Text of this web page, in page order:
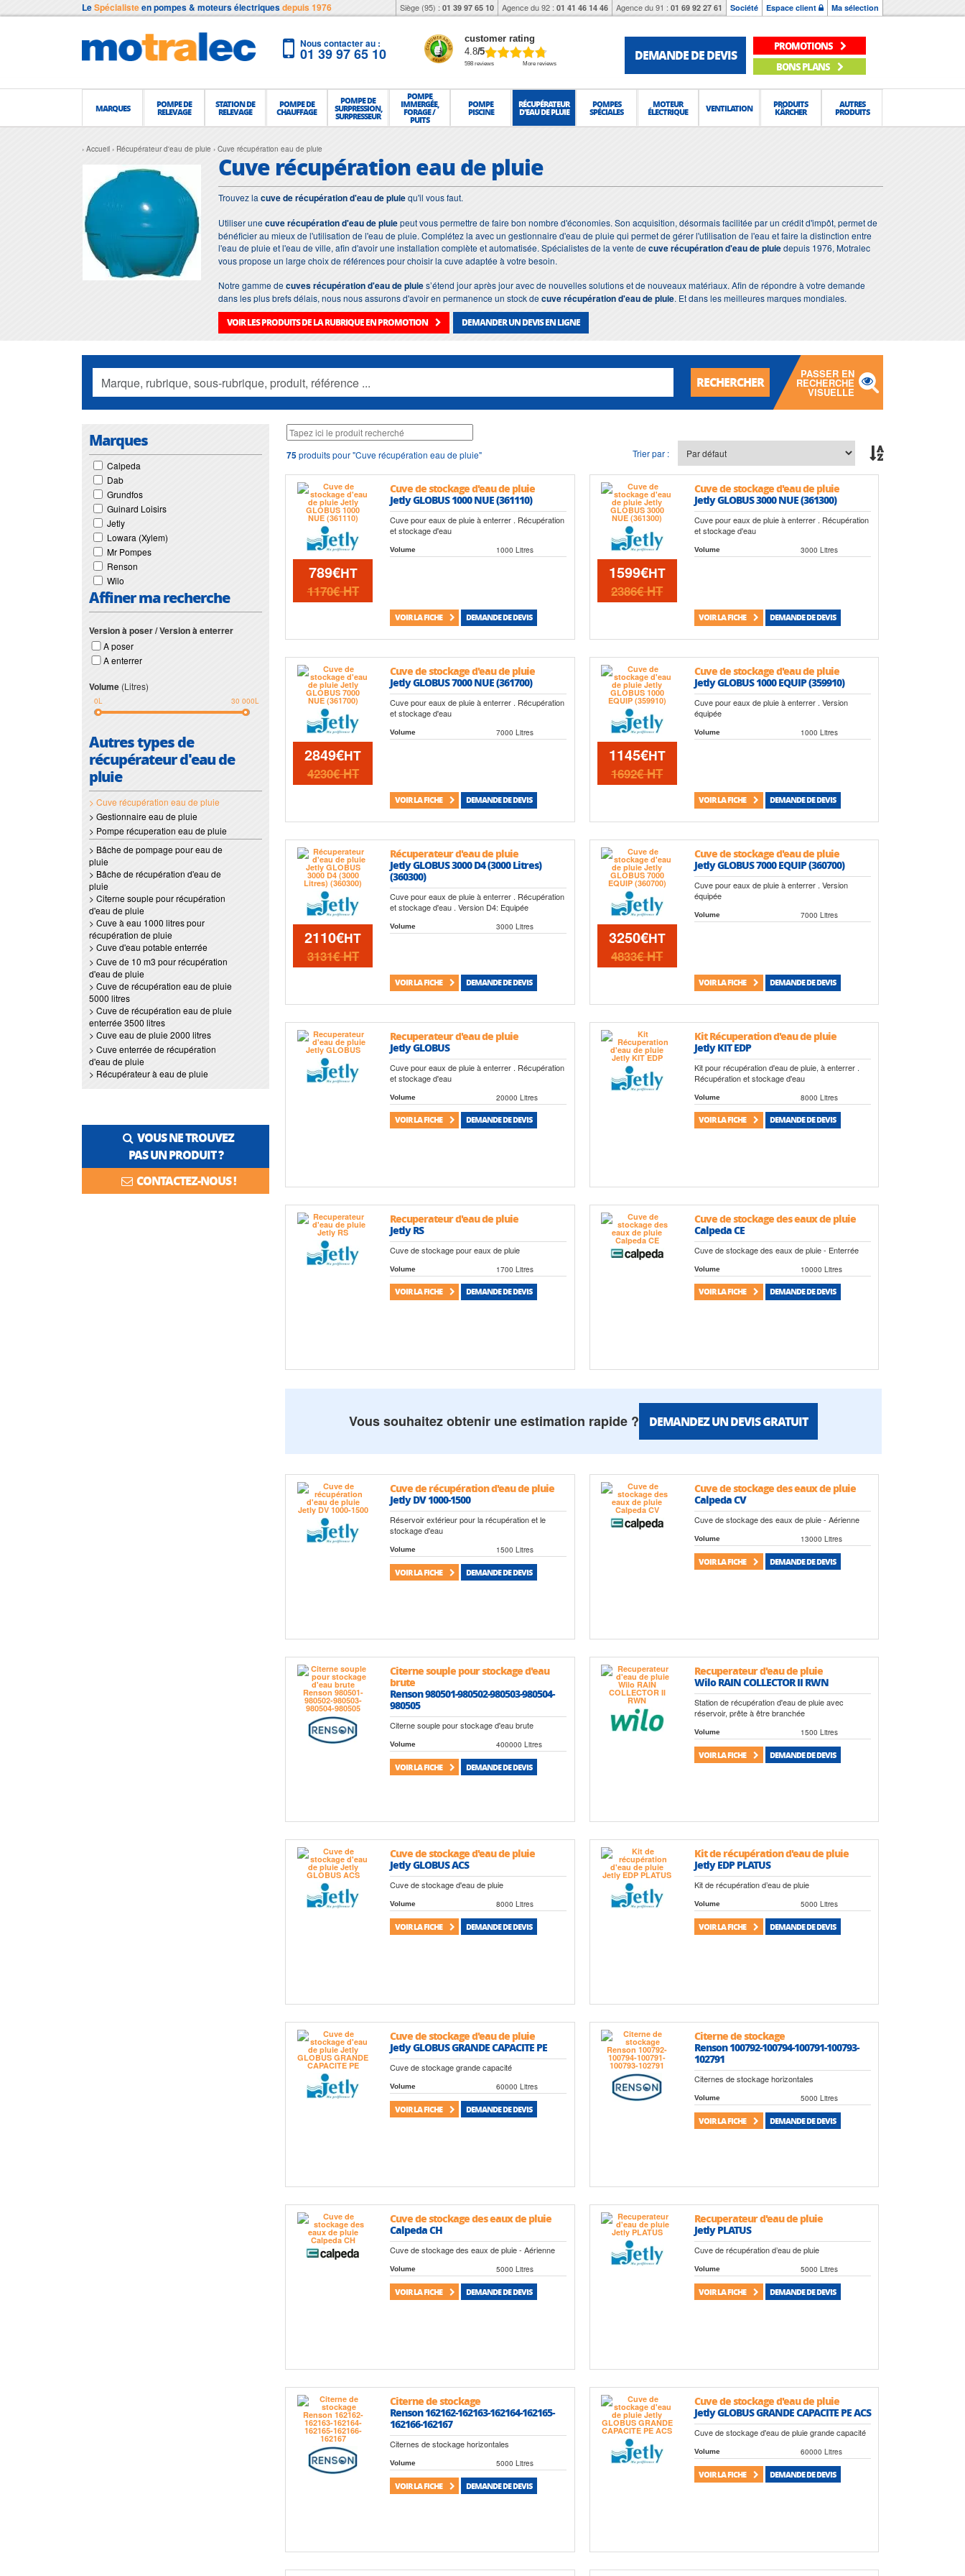
LeSpécialisteen pompes & moteurs électriquesdepuis 1976 Siège (95) : 01 39 97 65 10 Agence du 92 : 01 41 46 14 46 Agence du 91 : 01 69 92 27 61 Société Espace client Ma sélection
Nous contacter au :
01 39 97 65 10
customer rating
4.8/5
598 reviews More reviews
DEMANDE DE DEVIS
PROMOTIONS
BONS PLANS
MARQUES POMPE DE
RELEVAGE
STATION DE
RELEVAGE
POMPE DE
CHAUFFAGE
POMPE DE
SURPRESSION,
SURPRESSEUR
POMPE
IMMERGÉE,
FORAGE /
PUITS
POMPE
PISCINE
RÉCUPÉRATEUR
D'EAU DE PLUIE
POMPES
SPÉCIALES
MOTEUR
ÉLECTRIQUE VENTILATION PRODUITS
KÄRCHER
AUTRES
PRODUITS
Accueil Récupérateur d'eau de pluie Cuve récupération eau de pluie
Cuve récupération eau de pluie
Trouvez la cuve de récupération d'eau de pluiequ'il vous faut.
Utiliser unecuve récupération d'eau de pluiepeut vous permettre de faire bon nombre d'économies. Son acquisition, désormais facilitée par un crédit d'impôt, permet de
bénéficier au mieux de l'utilisation de l'eau de pluie. Complétez la avec un gestionnaire d'eau de pluie qui permet de gérer l'utilisation de l'eau et faire la distinction entre
l'eau de pluie et l'eau de ville, afin d'avoir une installation complète et automatisée. Spécialistes de la vente decuve récupération d'eau de pluiedepuis 1976, Motralec
vous propose un large choix de références pour choisir la cuve adaptée à votre besoin.
Notre gamme decuves récupération d'eau de pluies’étend jour après jour avec de nouvelles solutions et de nouveaux matériaux. Afin de répondre à votre demande
dans les plus brefs délais, nous nous assurons d'avoir en permanence un stock decuve récupération d'eau de pluie. Et dans les meilleures marques mondiales.
VOIR LES PRODUITS DE LA RUBRIQUE EN PROMOTION
DEMANDER UN DEVIS EN LIGNE
RECHERCHER
PASSER EN
RECHERCHE
VISUELLE
Marques
Calpeda
Dab
Grundfos
Guinard Loisirs
Jetly
Lowara (Xylem)
Mr Pompes
Renson
Wilo
Affiner ma recherche
Version à poser / Version à enterrer
A poser
A enterrer
Volume (Litres)
0L 30 000L
Autres types de
récupérateur d'eau de
pluie
> Cuve récupération eau de pluie
> Gestionnaire eau de pluie
> Pompe récuperation eau de pluie
> Bâche de pompage pour eau de
pluie
> Bâche de récupération d'eau de
pluie
> Citerne souple pour récupération
d'eau de pluie
> Cuve à eau 1000 litres pour
récupération de pluie
> Cuve d'eau potable enterrée
> Cuve de 10 m3 pour récupération
d'eau de pluie
> Cuve de récupération eau de pluie
5000 litres
> Cuve de récupération eau de pluie
enterrée 3500 litres
> Cuve eau de pluie 2000 litres
> Cuve enterrée de récupération
d'eau de pluie
> Récupérateur à eau de pluie
VOUS NE TROUVEZ
PAS UN PRODUIT ?
CONTACTEZ-NOUS !
75produits pour "Cuve récupération eau de pluie" Trier par :
789€HT
1170€HT
Cuve de stockage d'eau de pluie
Jetly GLOBUS 1000 NUE (361110)
Cuve pour eaux de pluie à enterrer . Récupération
et stockage d'eau
Volume 1000 Litres
VOIR LA FICHE DEMANDE DE DEVIS
1599€HT
2386€HT
Cuve de stockage d'eau de pluie
Jetly GLOBUS 3000 NUE (361300)
Cuve pour eaux de pluie à enterrer . Récupération
et stockage d'eau
Volume 3000 Litres
VOIR LA FICHE DEMANDE DE DEVIS
2849€HT
4230€HT
Cuve de stockage d'eau de pluie
Jetly GLOBUS 7000 NUE (361700)
Cuve pour eaux de pluie à enterrer . Récupération
et stockage d'eau
Volume 7000 Litres
VOIR LA FICHE DEMANDE DE DEVIS
1145€HT
1692€HT
Cuve de stockage d'eau de pluie
Jetly GLOBUS 1000 EQUIP (359910)
Cuve pour eaux de pluie à enterrer . Version
équipée
Volume 1000 Litres
VOIR LA FICHE DEMANDE DE DEVIS
2110€HT
3131€HT
Récuperateur d'eau de pluie
Jetly GLOBUS 3000 D4 (3000 Litres)
(360300)
Cuve pour eaux de pluie à enterrer . Récupération
et stockage d'eau . Version D4: Equipée
Volume 3000 Litres
VOIR LA FICHE DEMANDE DE DEVIS
3250€HT
4833€HT
Cuve de stockage d'eau de pluie
Jetly GLOBUS 7000 EQUIP (360700)
Cuve pour eaux de pluie à enterrer . Version
équipée
Volume 7000 Litres
VOIR LA FICHE DEMANDE DE DEVIS
Recuperateur d'eau de pluie
Jetly GLOBUS
Cuve pour eaux de pluie à enterrer . Récupération
et stockage d'eau
Volume 20000 Litres
VOIR LA FICHE DEMANDE DE DEVIS
Kit Récuperation d'eau de pluie
Jetly KIT EDP
Kit pour récupération d'eau de pluie, à enterrer .
Récupération et stockage d'eau
Volume 8000 Litres
VOIR LA FICHE DEMANDE DE DEVIS
Recuperateur d'eau de pluie
Jetly RS
Cuve de stockage pour eaux de pluie
Volume 1700 Litres
VOIR LA FICHE DEMANDE DE DEVIS
Cuve de stockage des eaux de pluie
Calpeda CE
Cuve de stockage des eaux de pluie - Enterrée
Volume 10000 Litres
VOIR LA FICHE DEMANDE DE DEVIS
Vous souhaitez obtenir une estimation rapide ? DEMANDEZ UN DEVIS GRATUIT
Cuve de récupération d'eau de pluie
Jetly DV 1000-1500
Réservoir extérieur pour la récupération et le
stockage d'eau
Volume 1500 Litres
VOIR LA FICHE DEMANDE DE DEVIS
Cuve de stockage des eaux de pluie
Calpeda CV
Cuve de stockage des eaux de pluie - Aérienne
Volume 13000 Litres
VOIR LA FICHE DEMANDE DE DEVIS
Citerne souple pour stockage d'eau
brute
Renson 980501-980502-980503-980504-
980505
Citerne souple pour stockage d'eau brute
Volume 400000 Litres
VOIR LA FICHE DEMANDE DE DEVIS
Recuperateur d'eau de pluie
Wilo RAIN COLLECTOR II RWN
Station de récupération d'eau de pluie avec
réservoir, prête à être branchée
Volume 1500 Litres
VOIR LA FICHE DEMANDE DE DEVIS
Cuve de stockage d'eau de pluie
Jetly GLOBUS ACS
Cuve de stockage d'eau de pluie
Volume 8000 Litres
VOIR LA FICHE DEMANDE DE DEVIS
Kit de récupération d'eau de pluie
Jetly EDP PLATUS
Kit de récupération d’eau de pluie
Volume 5000 Litres
VOIR LA FICHE DEMANDE DE DEVIS
Cuve de stockage d'eau de pluie
Jetly GLOBUS GRANDE CAPACITE PE
Cuve de stockage grande capacité
Volume 60000 Litres
VOIR LA FICHE DEMANDE DE DEVIS
Citerne de stockage
Renson 100792-100794-100791-100793-
102791
Citernes de stockage horizontales
Volume 5000 Litres
VOIR LA FICHE DEMANDE DE DEVIS
Cuve de stockage des eaux de pluie
Calpeda CH
Cuve de stockage des eaux de pluie - Aérienne
Volume 5000 Litres
VOIR LA FICHE DEMANDE DE DEVIS
Recuperateur d'eau de pluie
Jetly PLATUS
Cuve de récupération d’eau de pluie
Volume 5000 Litres
VOIR LA FICHE DEMANDE DE DEVIS
Citerne de stockage
Renson 162162-162163-162164-162165-
162166-162167
Citernes de stockage horizontales
Volume 5000 Litres
VOIR LA FICHE DEMANDE DE DEVIS
Cuve de stockage d'eau de pluie
Jetly GLOBUS GRANDE CAPACITE PE ACS
Cuve de stockage d'eau de pluie grande capacité
Volume 60000 Litres
VOIR LA FICHE DEMANDE DE DEVIS